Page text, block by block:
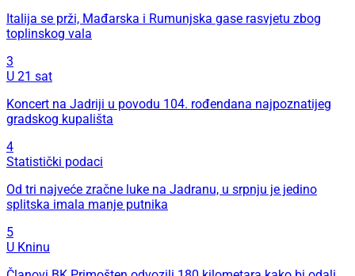
Italija se prži, Mađarska i Rumunjska gase rasvjetu zbog
toplinskog vala
3
U 21 sat
Koncert na Jadriji u povodu 104. rođendana najpoznatijeg
gradskog kupališta
4
Statistički podaci
Od tri najveće zračne luke na Jadranu, u srpnju je jedino
splitska imala manje putnika
5
U Kninu